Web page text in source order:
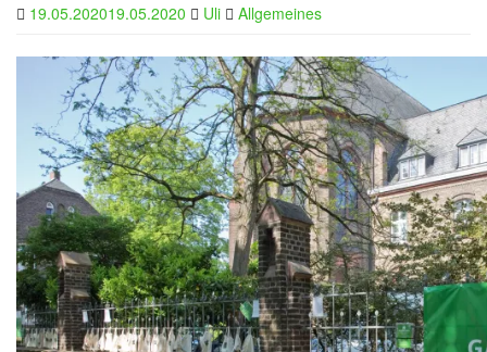
19.05.202019.05.2020 Uli Allgemeines